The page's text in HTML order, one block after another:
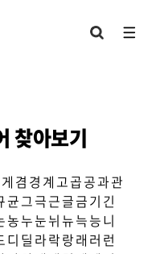
찾아보기
게 겸 경 계 고곱공과관
균그극근글금기 긴
농누눈뉘뉴늑능니
디 딜 라락랑래 러 런